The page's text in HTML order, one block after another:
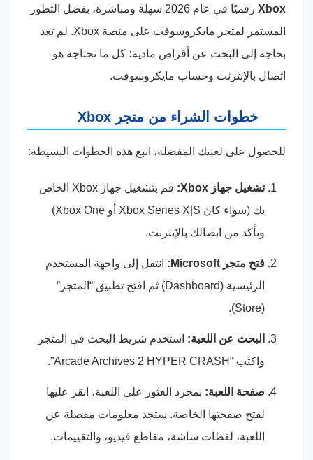
Xbox
رقميًا في عام 2026 سهلة ومباشرة، بفضل التطور
المستمر لمتجر مايكروسوفت على منصة Xbox. لم تعد
بحاجة إلى البحث عن أقراص مادية؛ كل ما تحتاجه هو
اتصال بالإنترنت وحساب مايكروسوفت.
خطوات الشراء من متجر Xbox
للحصول على لعبتك المفضلة، اتبع هذه الخطوات البسيطة:
تشغيل جهاز Xbox:
قم بتشغيل جهاز Xbox الخاص
بك (سواء كان Xbox Series X|S أو Xbox One)
وتأكد من اتصالك بالإنترنت.
فتح متجر Microsoft:
انتقل إلى واجهة المستخدم
الرئيسية (Dashboard) ثم افتح تطبيق “المتجر”
(Store).
البحث عن اللعبة: استخدم شريط البحث في المتجر
واكتب “Arcade Archives 2 HYPER CRASH”.
صفحة اللعبة: بمجرد العثور على اللعبة، انقر عليها
لفتح صفحتها الخاصة. ستجد معلومات مفصلة عن
اللعبة، لقطات شاشة، مقاطع فيديو، والتقييمات.